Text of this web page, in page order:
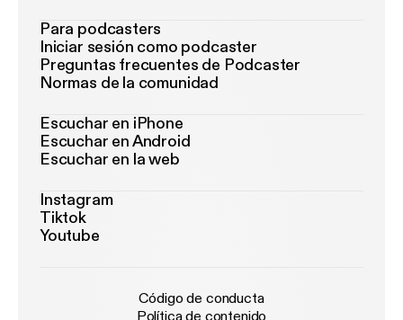
Para podcasters
Iniciar sesión como podcaster
Preguntas frecuentes de Podcaster
Normas de la comunidad
Escuchar en iPhone
Escuchar en Android
Escuchar en la web
Instagram
Tiktok
Youtube
Código de conducta
Política de contenido